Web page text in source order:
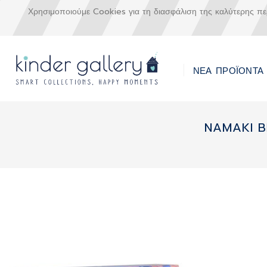
Χρησιμοποιούμε Cookies για τη διασφάλιση της καλύτερης
ΝΕΑ ΠΡΟΪΟΝΤΑ
NAMAKI